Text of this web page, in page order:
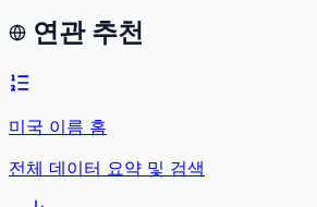
연관 추천
미국 이름 홈
전체 데이터 요약 및 검색